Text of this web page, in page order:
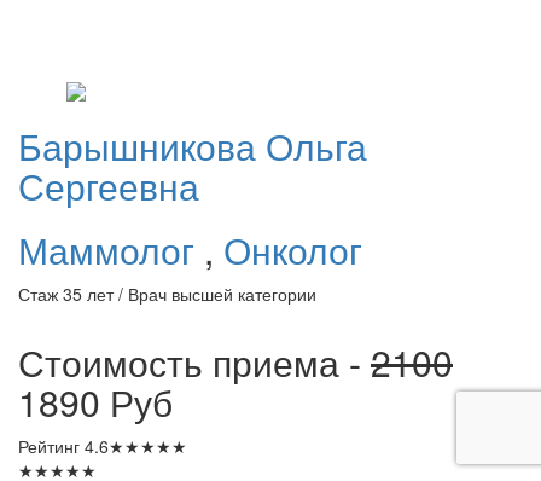
Барышникова Ольга
Сергеевна
Маммолог , Онколог
Стаж 35 лет / Врач высшей категории
Стоимость приема - 2100
1890 Руб
Рейтинг 4.6★★★★★
★★★★★